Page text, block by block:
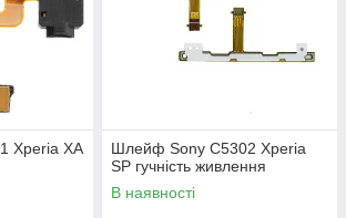
Xperia XA
Шлейф Sony C5302 Xperia
SP гучність живлення
В наявності